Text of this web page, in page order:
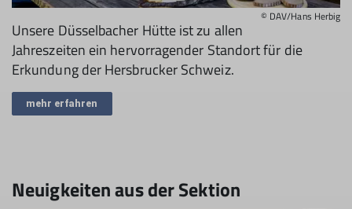
© DAV/Hans Herbig
Unsere Düsselbacher Hütte ist zu allen
Jahreszeiten ein hervorragender Standort für die
Erkundung der Hersbrucker Schweiz.
mehr erfahren
Neuigkeiten aus der Sektion